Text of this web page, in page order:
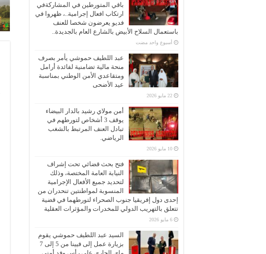
باقي المتورطين في المشاركةفي
ارتكاب افعال إجرامية..، ظهروا في
فديو يعرضون شخصا للعنف
باستعمال السلاح الأبيض بالشارع العام بالجديدة..
‏أسبوع واحد مضت
عبد اللطيف حموشي يأمر بصرف
منحة مالية تضامنية لفائدة أرامل
ومتقاعدي الأمن الوطني بمناسبة
عيد الأضحى
22 مايو 2026
أمن مولاي رشيد بالدار البيضاء
يوقف 3 أشخاص لتورطهم في
تبادل العنف المرتبط بالشغب
الرياضي.
10 مايو 2026
فتح بحث قضائي تحت إشراف
النيابة العامة المختصة، وذلك
لتحديد جميع الأفعال الإجرامية
المنسوبة لمواطنتين تنحدران من
إحدى دول إفريقيا جنوب الصحراء لتورطهما في قضية
تتعلق بالتهريب الدولي للمخدرات والمؤثرات العقلية
6 مايو 2026
السيد عبد اللطيف حموشي يقوم
بزيارة عمل إلى فيينا من 5 إلى 7